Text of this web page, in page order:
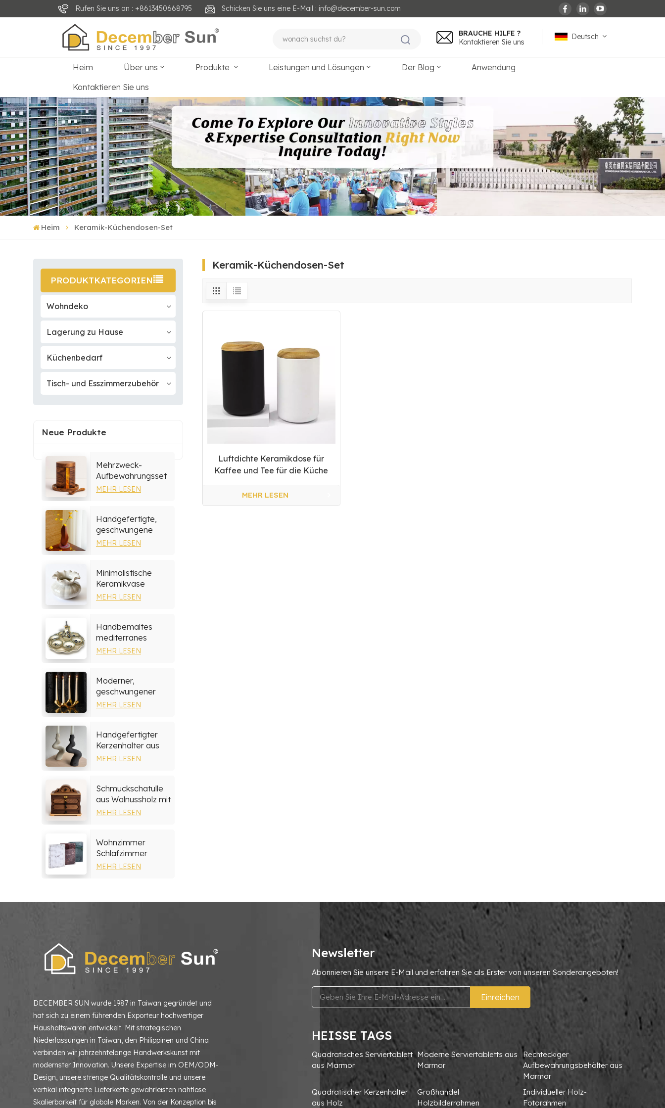
Rufen Sie uns an : +8613450668795 Schicken Sie uns eine E-Mail : info@december-sun.com
Deutsch
français
Deutsch
العربية
BRAUCHE HILFE ?
Kontaktieren Sie uns
Heim Über uns Produkte Leistungen und Lösungen Der Blog
Anwendung
Kontaktieren Sie uns
Heim Keramik-Küchendosen-Set
PRODUKTKATEGORIEN
Wohndeko
Lagerung zu Hause
Küchenbedarf
Tisch- und Esszimmerzubehör
Neue Produkte
Mehrzweck-
Aufbewahrungsset
aus Harz und Holz
MEHR LESEN
Handgefertigte,
geschwungene
Holzvase
MEHR LESEN
Minimalistische
Keramikvase
MEHR LESEN
Handbemaltes
mediterranes
Keramik-
MEHR LESEN
Moderner,
geschwungener
Kerzenhalter aus
MEHR LESEN
Handgefertigter
Kerzenhalter aus
Steingut
MEHR LESEN
Schmuckschatulle
aus Walnussholz mit
mehrschichtigen
MEHR LESEN
Wohnzimmer
Schlafzimmer
Wohnkultur Marmor
MEHR LESEN
Keramik-Küchendosen-Set
Luftdichte Keramikdose für
Kaffee und Tee für die Küche
MEHR LESEN
DECEMBER SUN wurde 1987 in Taiwan gegründet und
hat sich zu einem führenden Exporteur hochwertiger
Haushaltswaren entwickelt. Mit strategischen
Niederlassungen in Taiwan, den Philippinen und China
verbinden wir jahrzehntelange Handwerkskunst mit
modernster Innovation. Unsere Expertise im OEM/ODM-
Design, unsere strenge Qualitätskontrolle und unsere
vertikal integrierte Lieferkette gewährleisten nahtlose
Skalierbarkeit für globale Marken. Von der Konzeption bis
Newsletter
Abonnieren Sie unsere E-Mail und erfahren Sie als Erster von unseren Sonderangeboten!
Einreichen
HEISSE TAGS
Quadratisches Serviertablett
aus Marmor
Moderne Serviertabletts aus
Marmor
Rechteckiger
Aufbewahrungsbehälter aus
Marmor
Quadratischer Kerzenhalter
aus Holz
Großhandel
Holzbilderrahmen
Individueller Holz-
Fotorahmen